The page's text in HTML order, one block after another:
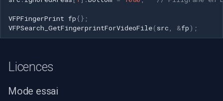
VFPFingerPrint fp{};
VFPSearch_GetFingerprintForVideoFile( src &fp);
Licences
Mode essai